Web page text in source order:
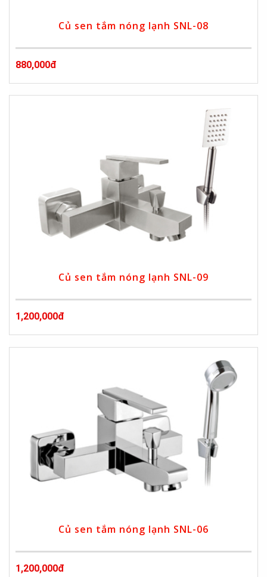
Củ sen tắm nóng lạnh SNL-08
880,000đ
Củ sen tắm nóng lạnh SNL-09
1,200,000đ
Củ sen tắm nóng lạnh SNL-06
1,200,000đ